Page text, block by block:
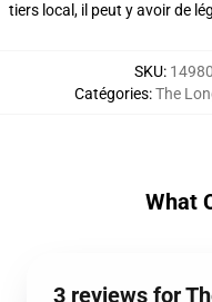
tiers local, il peut y avoir de
SKU:
Catégories:The
What
3 reviews for